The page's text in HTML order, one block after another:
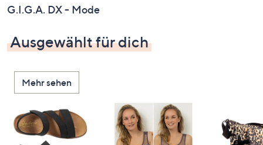
Pfeiltasten
oben
und
nach
unten
oder
wischen
Sie
G.I.G.A. DX - Mode
Ausgewählt für dich
Mehr sehen